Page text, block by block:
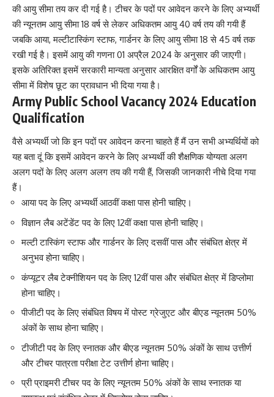
की आयु सीमा तय कर दी गई है। टीचर के पदों पर आवेदन करने के लिए अभ्यर्थी
की न्यूनतम आयु सीमा 18 वर्ष से लेकर अधिकतम आयु 40 वर्ष तय की गयी हैं
जबकि आया, मल्टीटास्किंग स्टाफ, गार्डनर के लिए आयु सीमा 18 से 45 वर्ष तक
रखी गई है। इसमें आयु की गणना 01 अप्रैल 2024 के अनुसार की जाएगी।
इसके अतिरिक्त इसमें सरकारी मान्यता अनुसार आरक्षित वर्गों के अधिकतम आयु
सीमा में विशेष छूट का प्रावधान भी दिया गया है।
Army Public School Vacancy 2024 Education
Qualification
वैसे अभ्यर्थी जो कि इन पदों पर आवेदन करना चाहते हैं मैं उन सभी अभ्यर्थियों को
यह बता दूं कि इसमें आवेदन करने के लिए अभ्यर्थी की शैक्षणिक योग्यता अलग
अलग पदों के लिए अलग अलग तय की गयी हैं, जिसकी जानकारी नीचे दिया गया
हैं।
आया पद के लिए अभ्यर्थी आठवीं कक्षा पास होनी चाहिए।
विज्ञान लैब अटेंडेंट पद के लिए 12वीं कक्षा पास होनी चाहिए।
मल्टी टास्किंग स्टाफ और गार्डनर के लिए दसवीं पास और संबंधित क्षेत्र में
अनुभव होना चाहिए।
कंप्यूटर लैब टेक्नीशियन पद के लिए 12वीं पास और संबंधित क्षेत्र में डिप्लोमा
होना चाहिए।
पीजीटी पद के लिए संबंधित विषय में पोस्ट ग्रेजुएट और बीएड न्यूनतम 50%
अंकों के साथ होना चाहिए।
टीजीटी पद के लिए स्नातक और बीएड न्यूनतम 50% अंकों के साथ उत्तीर्ण
और टीचर पात्रता परीक्षा टेट उत्तीर्ण होना चाहिए।
प्री प्राइमरी टीचर पद के लिए न्यूनतम 50% अंकों के साथ स्नातक या